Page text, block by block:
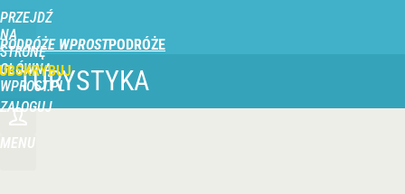
PRZEJDŹ
NA
STRONĘ
GŁÓWNĄ
WPROST.PL
PODRÓŻE WPROST
ZALOGUJ
MENU
TURYSTYKA